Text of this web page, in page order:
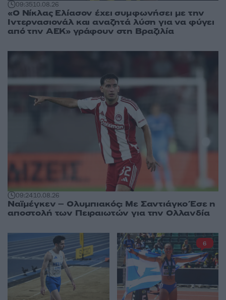
09:3510.08.26
«Ο Νίκλας Ελίασον έχει συμφωνήσει με την
Ιντερνασιονάλ και αναζητά λύση για να φύγει
από την ΑΕΚ» γράφουν στη Βραζιλία
09:2410.08.26
Ναϊμέγκεν – Ολυμπιακός: Με Σαντιάγκο Έσε η
αποστολή των Πειραιωτών για την Ολλανδία
6